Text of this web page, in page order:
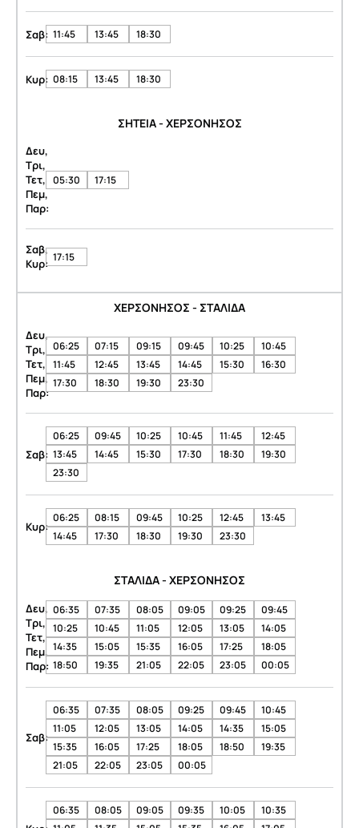
Σαβ: 11:45 13:45 18:30
Κυρ: 08:15 13:45 18:30
ΣΗΤΕΙΑ - ΧΕΡΣΟΝΗΣΟΣ
Δευ,
Τρι,
Τετ,
Πεμ,
Παρ:
05:30 17:15
Σαβ,
Κυρ: 17:15
ΧΕΡΣΟΝΗΣΟΣ - ΣΤΑΛΙΔΑ
Δευ,
Τρι,
Τετ,
Πεμ,
Παρ:
06:25 07:15 09:15 09:45 10:25
10:45
11:45
12:45 13:45 14:45 15:30
16:30
17:30
18:30 19:30 23:30
Σαβ:
06:25 09:45 10:25 10:45 11:45
12:45
13:45
14:45 15:30 17:30 18:30
19:30
23:30
Κυρ:
06:25 08:15 09:45 10:25 12:45
13:45
14:45
17:30 18:30 19:30 23:30
ΣΤΑΛΙΔΑ - ΧΕΡΣΟΝΗΣΟΣ
Δευ,
Τρι,
Τετ,
Πεμ,
Παρ:
06:35 07:35 08:05 09:05 09:25
09:45
10:25
10:45 11:05 12:05 13:05
14:05
14:35
15:05 15:35 16:05 17:25
18:05
18:50
19:35 21:05 22:05 23:05 00:05
Σαβ:
06:35 07:35 08:05 09:25 09:45
10:45
11:05
12:05 13:05 14:05 14:35
15:05
15:35
16:05 17:25 18:05 18:50
19:35
21:05
22:05 23:05 00:05
06:35 08:05 09:05 09:35 10:05
10:35